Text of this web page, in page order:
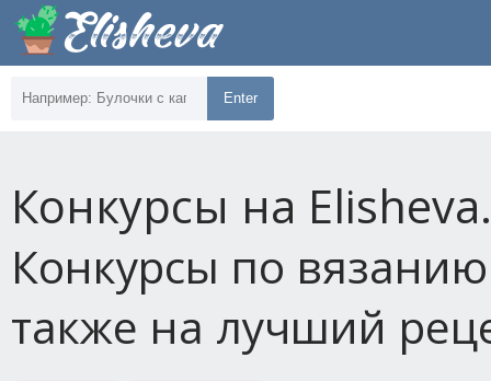
Enter
Конкурсы на
Конкурсы по
также на лучший